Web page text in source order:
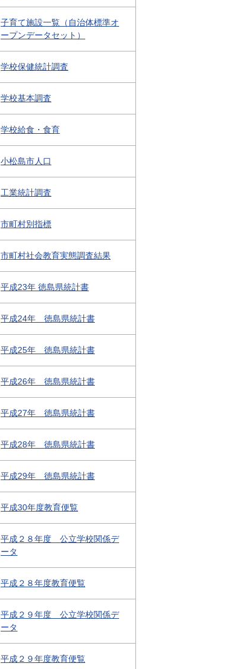
子育て施設一覧（自治体標準オ
ープンデータセット）
学校保健統計調査
学校基本調査
学校給食・食育
小松島市人口
工業統計調査
市町村別指標
市町村社会教育実態調査結果
平成23年 徳島県統計書
平成24年 徳島県統計書
平成25年 徳島県統計書
平成26年 徳島県統計書
平成27年 徳島県統計書
平成28年 徳島県統計書
平成29年 徳島県統計書
平成30年度教育便覧
平成２８年度 公立学校関係デ
ータ
平成２８年度教育便覧
平成２９年度 公立学校関係デ
ータ
平成２９年度教育便覧